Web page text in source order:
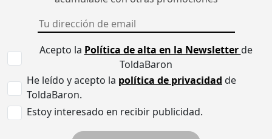
Acepto la Política de alta en la Newsletterde
ToldaBaron
He leído y acepto la política de privacidad de
ToldaBaron.
Estoy interesado en recibir publicidad.